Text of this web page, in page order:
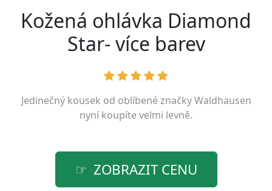
Kožená ohlávka Diamond
Star- více barev
Jedinečný kousek od oblíbené značkyWaldhausen
nyní koupíte velmi levně.
ZOBRAZIT CENU